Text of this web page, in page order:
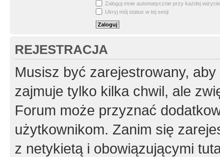
Zaloguj mnie automatycznie przy każdej wizycie
Ukryj mój status w tej sesji
REJESTRACJA
Musisz być zarejestrowany,
zajmuje tylko kilka chwil, ale
Forum może przyznać
użytkownikom. Zanim się
z netykietą i obowiązującymi